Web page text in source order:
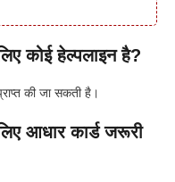
कोई हेल्पलाइन है?
की जा सकती है।
आधार कार्ड जरूरी